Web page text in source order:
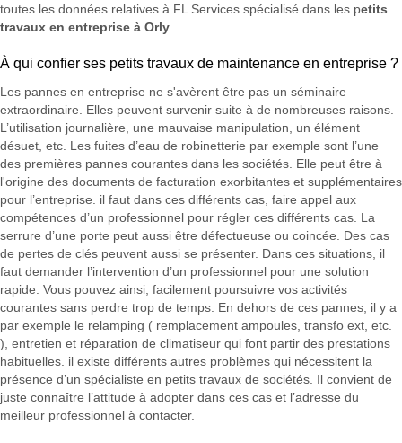
toutes les données relatives à FL Services spécialisé dans les petits
travaux en entreprise à Orly
À qui confier ses petits travaux de maintenance en entreprise ?
Les pannes en entreprise ne s'avèrent être pas un séminaire
extraordinaire. Elles peuvent survenir suite à de nombreuses raisons.
L’utilisation journalière, une mauvaise manipulation, un élément
désuet, etc. Les fuites d’eau de robinetterie par exemple sont l’une
des premières pannes courantes dans les sociétés. Elle peut être à
l'origine des documents de facturation exorbitantes et supplémentaires
pour l’entreprise. il faut dans ces différents cas, faire appel aux
compétences d’un professionnel pour régler ces différents cas. La
serrure d’une porte peut aussi être défectueuse ou coincée. Des cas
de pertes de clés peuvent aussi se présenter. Dans ces situations, il
faut demander l’intervention d’un professionnel pour une solution
rapide. Vous pouvez ainsi, facilement poursuivre vos activités
courantes sans perdre trop de temps. En dehors de ces pannes, il y a
par exemple le relamping ( remplacement ampoules, transfo ext, etc.
), entretien et réparation de climatiseur qui font partir des prestations
habituelles. il existe différents autres problèmes qui nécessitent la
présence d’un spécialiste en petits travaux de sociétés. Il convient de
juste connaître l’attitude à adopter dans ces cas et l’adresse du
meilleur professionnel à contacter.